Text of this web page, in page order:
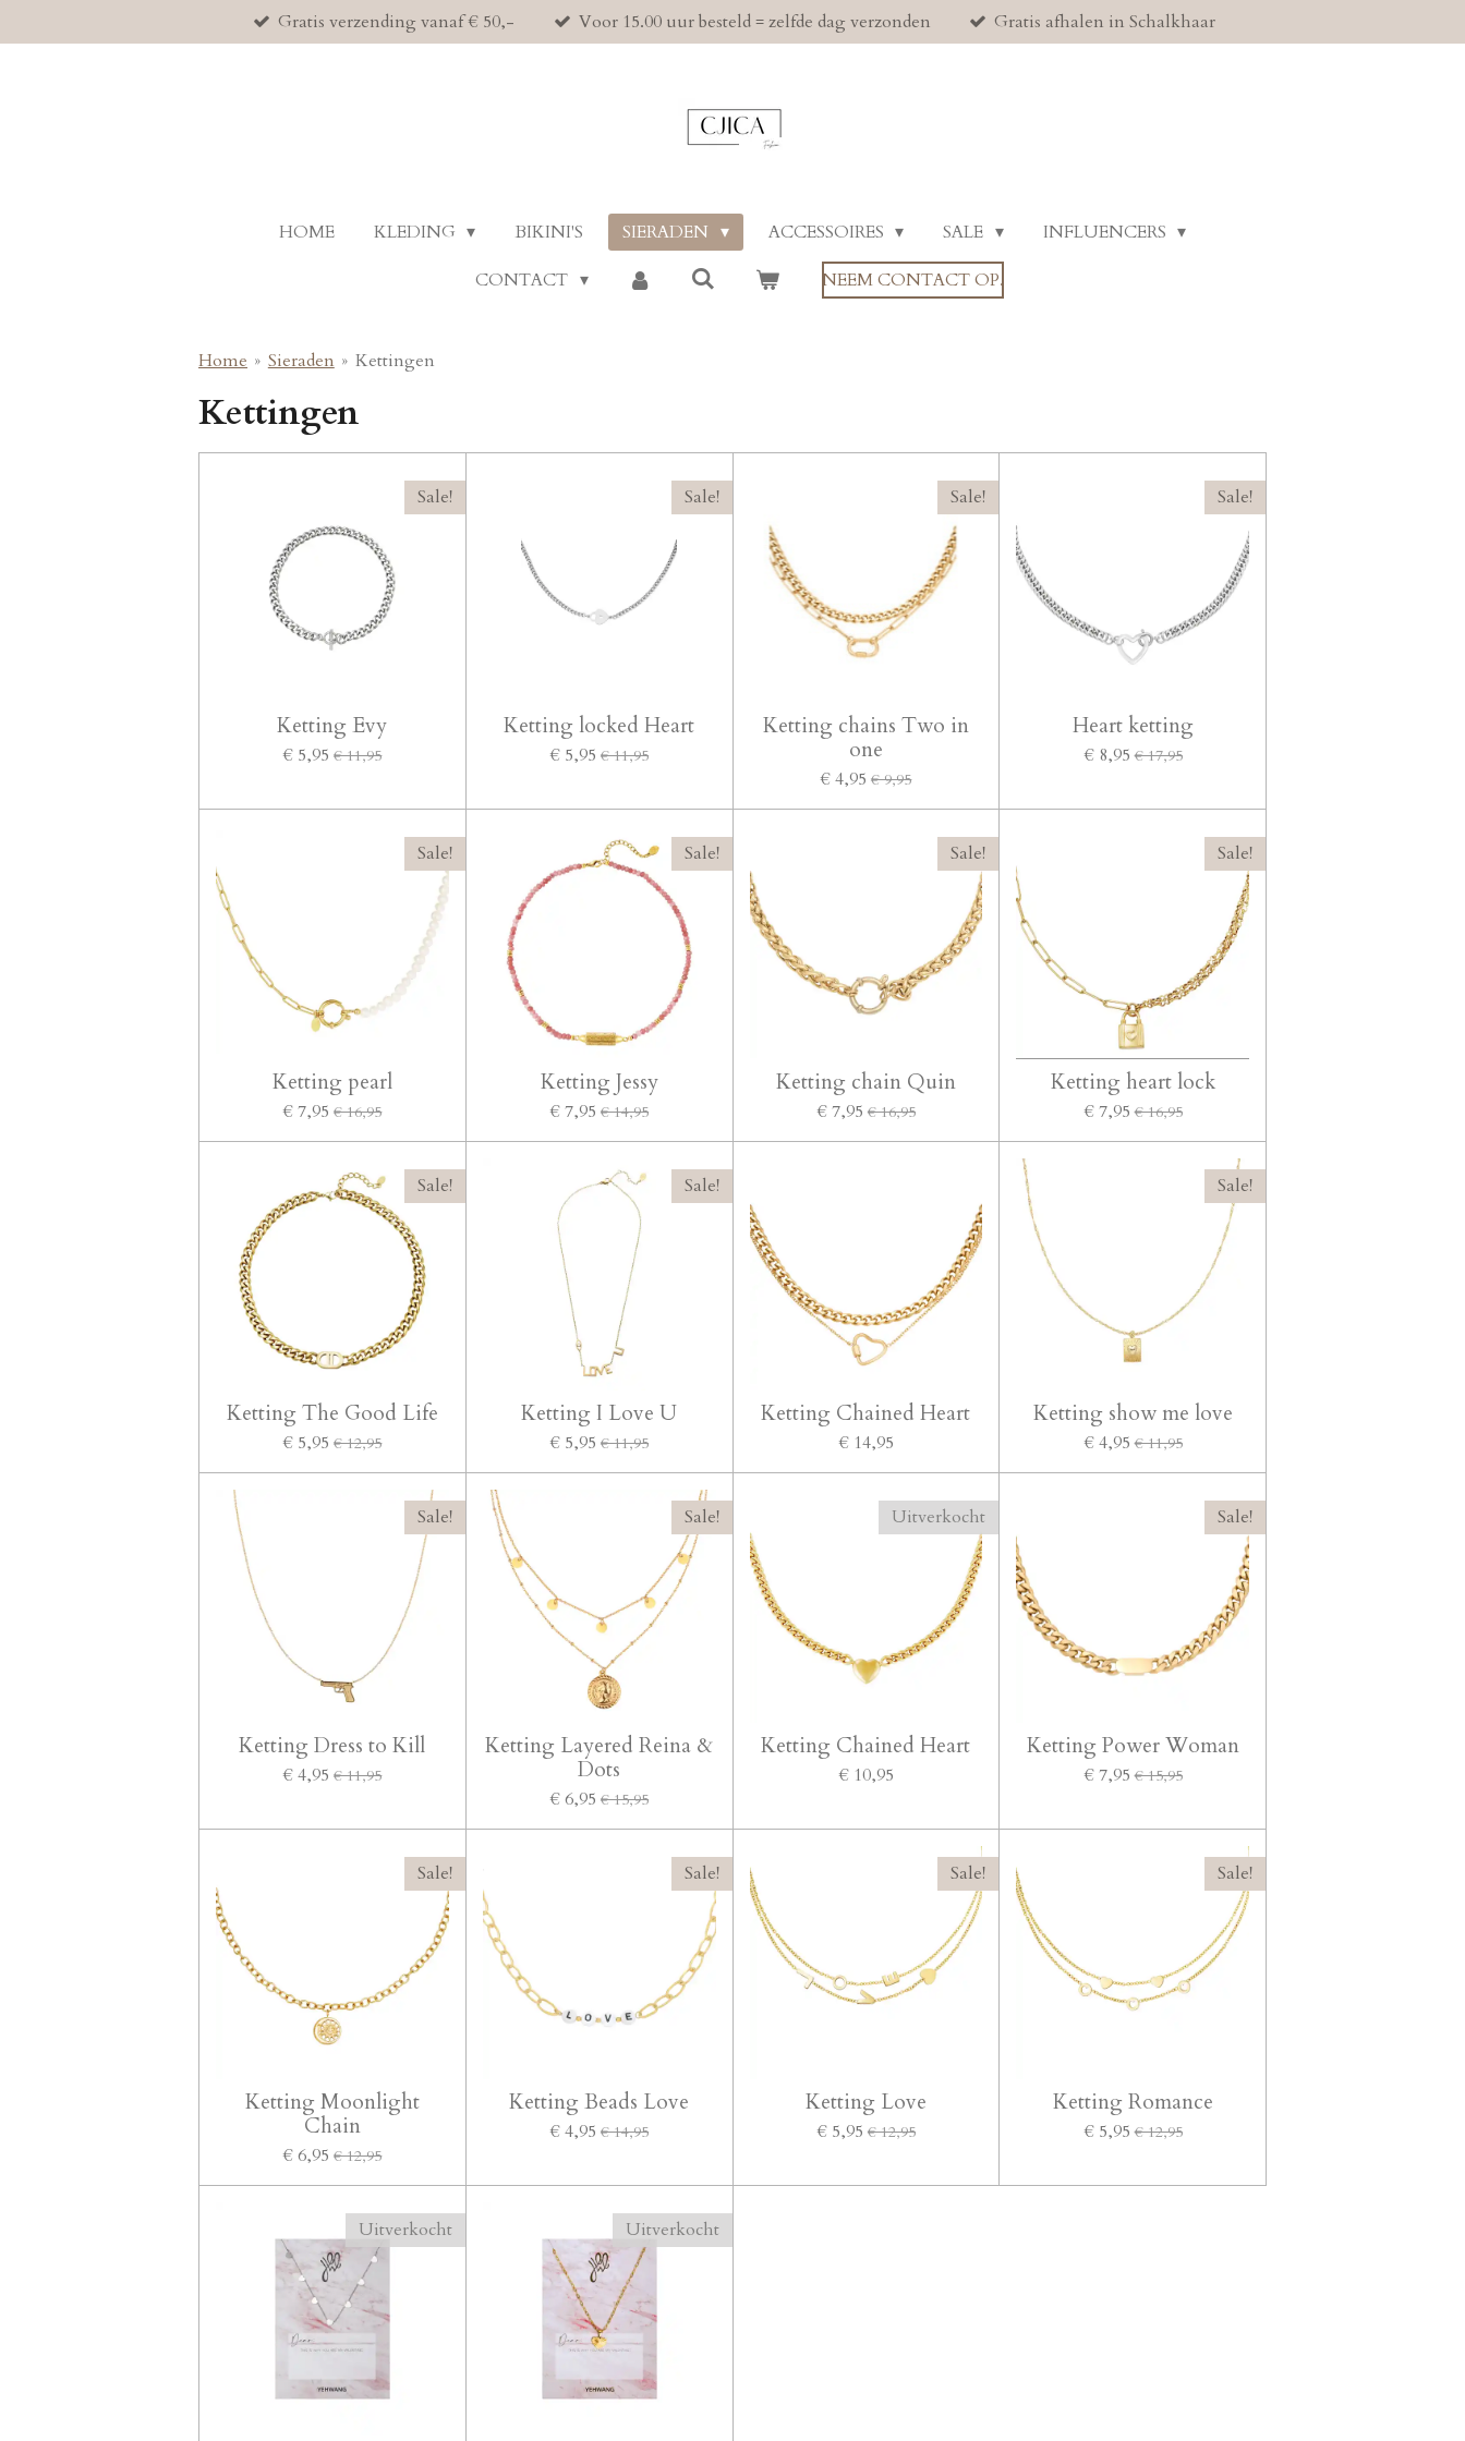
direct
Gratis verzending vanaf € 50,- Voor 15.00 uur besteld = zelfde dag verzonden Gratis afhalen in Schalkhaar
HOME KLEDING BIKINI'S SIERADEN ACCESSOIRES SALE
INFLUENCERS
CONTACT
NEEM CONTACT OP.
Home » Sieraden » Kettingen
Kettingen
Sale!
Ketting Evy
€ 5,95 € 11,95
Sale!
Ketting locked Heart
€ 5,95 € 11,95
Sale!
Ketting chains Two in
one
€ 4,95 € 9,95
Sale!
Heart ketting
€ 8,95 € 17,95
Sale!
Ketting pearl
€ 7,95 € 16,95
Sale!
Ketting Jessy
€ 7,95 € 14,95
Sale!
Ketting chain Quin
€ 7,95 € 16,95
Sale!
Ketting heart lock
€ 7,95 € 16,95
Sale!
Ketting The Good Life
€ 5,95 € 12,95
Sale!
Ketting I Love U
€ 5,95 € 11,95
Ketting Chained Heart
€ 14,95
Sale!
Ketting show me love
€ 4,95 € 11,95
Sale!
Ketting Dress to Kill
€ 4,95 € 11,95
Sale!
Ketting Layered Reina &
Dots
€ 6,95 € 15,95
Uitverkocht
Ketting Chained Heart
€ 10,95
Sale!
Ketting Power Woman
€ 7,95 € 15,95
Sale!
Ketting Moonlight
Chain
€ 6,95 € 12,95
Sale!
Ketting Beads Love
€ 4,95 € 14,95
Sale!
Ketting Love
€ 5,95 € 12,95
Sale!
Ketting Romance
€ 5,95 € 12,95
Uitverkocht Uitverkocht